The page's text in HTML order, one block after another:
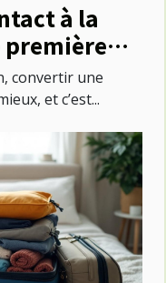
à la
première
convertir une
et c’est...